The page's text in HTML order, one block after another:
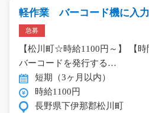
軽作業 バーコード機に入力
急募
【松川町☆時給1100円～】 【
バーコードを発行する…
短期（3ヶ月以内）
時給1100円
長野県下伊那郡松川町